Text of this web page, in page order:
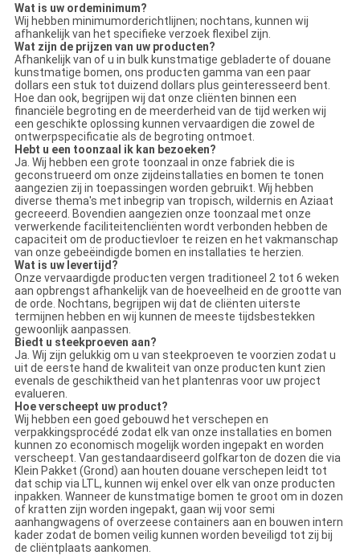
Wat is uw ordeminimum?
Wij hebben minimumorderichtlijnen; nochtans, kunnen wij
afhankelijk van het specifieke verzoek flexibel zijn.
Wat zijn de prijzen van uw producten?
Afhankelijk van of u in bulk kunstmatige gebladerte of douane
kunstmatige bomen, ons producten gamma van een paar
dollars een stuk tot duizend dollars plus geinteresseerd bent.
Hoe dan ook, begrijpen wij dat onze cliënten binnen een
financiële begroting en de meerderheid van de tijd werken wij
een geschikte oplossing kunnen vervaardigen die zowel de
ontwerpspecificatie als de begroting ontmoet.
Hebt u een toonzaal ik kan bezoeken?
Ja. Wij hebben een grote toonzaal in onze fabriek die is
geconstrueerd om onze zijdeinstallaties en bomen te tonen
aangezien zij in toepassingen worden gebruikt. Wij hebben
diverse thema's met inbegrip van tropisch, wildernis en Aziaat
gecreeerd. Bovendien aangezien onze toonzaal met onze
verwerkende faciliteitencliënten wordt verbonden hebben de
capaciteit om de productievloer te reizen en het vakmanschap
van onze gebeëindigde bomen en installaties te herzien.
Wat is uw levertijd?
Onze vervaardigde producten vergen traditioneel 2 tot 6 weken
aan opbrengst afhankelijk van de hoeveelheid en de grootte van
de orde. Nochtans, begrijpen wij dat de cliënten uiterste
termijnen hebben en wij kunnen de meeste tijdsbestekken
gewoonlijk aanpassen.
Biedt u steekproeven aan?
Ja. Wij zijn gelukkig om u van steekproeven te voorzien zodat u
uit de eerste hand de kwaliteit van onze producten kunt zien
evenals de geschiktheid van het plantenras voor uw project
evalueren.
Hoe verscheept uw product?
Wij hebben een goed gebouwd het verschepen en
verpakkingsprocédé zodat elk van onze installaties en bomen
kunnen zo economisch mogelijk worden ingepakt en worden
verscheept. Van gestandaardiseerd golfkarton de dozen die via
Klein Pakket (Grond) aan houten douane verschepen leidt tot
dat schip via LTL, kunnen wij enkel over elk van onze producten
inpakken. Wanneer de kunstmatige bomen te groot om in dozen
of kratten zijn worden ingepakt, gaan wij voor semi
aanhangwagens of overzeese containers aan en bouwen intern
kader zodat de bomen veilig kunnen worden beveiligd tot zij bij
de cliëntplaats aankomen.